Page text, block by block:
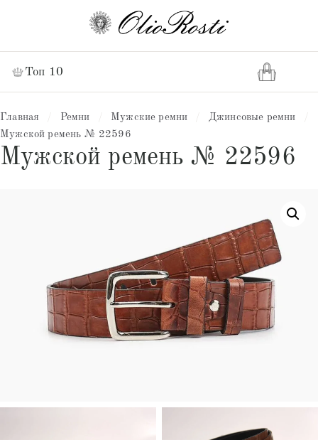
Топ 10
Главная Ремни Мужские ремни Джинсовые ремни
Мужской ремень № 22596
Мужской ремень № 22596